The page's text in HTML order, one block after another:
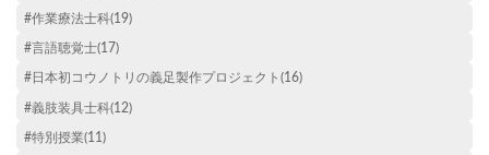
#作業療法士科(19)
#言語聴覚士(17)
#日本初コウノトリの義足製作プロジェクト(16)
#義肢装具士科(12)
#特別授業(11)